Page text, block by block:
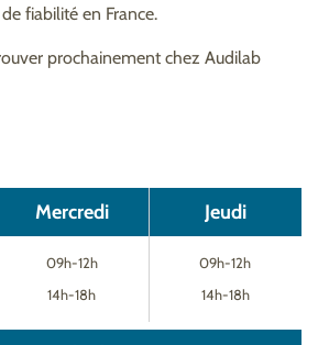
fiabilité en France.
prochainement chez Audilab
Mercredi
09h-12h
14h-18h
Jeudi
09h-12h
14h-18h